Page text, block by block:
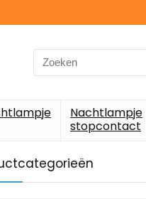
Search
for:
Nachtlampje
stopcontact